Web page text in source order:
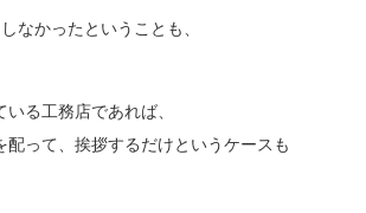
なかったということも、
る工務店であれば、
配って、挨拶するだけというケースも